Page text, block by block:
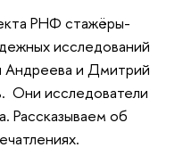
РНФ стажёры-
исследований
Андреева и Дмитрий
Они исследователи
Рассказываем об